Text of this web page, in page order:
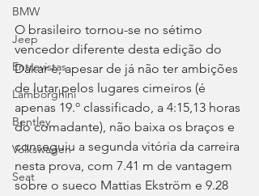
BMW
Jeep
Entrevistas
Lamborghini
Bentley
Volkswagen
Seat
O brasileiro tornou-se no sétimo
vencedor diferente desta edição do
Dakar e, apesar de já não ter ambições
de lutar pelos lugares cimeiros (é
apenas 19.º classificado, a 4:15,13 horas
do comadante), não baixa os braços e
conseguiu a segunda vitória da carreira
nesta prova, com 7.41 m de vantagem
sobre o sueco Mattias Ekström e 9.28